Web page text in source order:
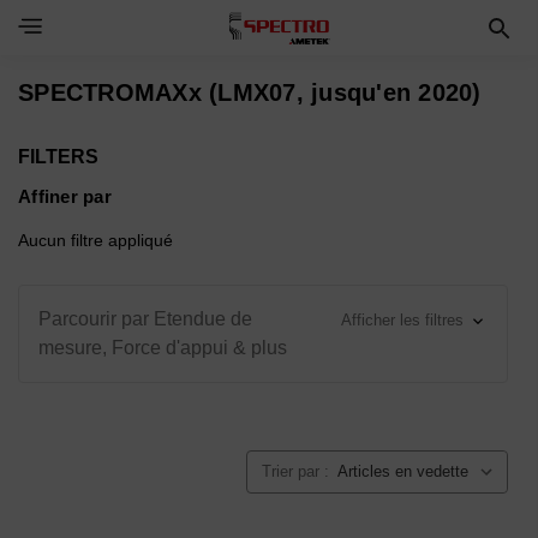
Toggle Navigation Menu
SPECTROMAXx (LMX07, jusqu'en 2020)
FILTERS
Affiner par
Aucun filtre appliqué
Parcourir par Etendue de
mesure, Force d'appui & plus
Afficher les filtres
Trier par :